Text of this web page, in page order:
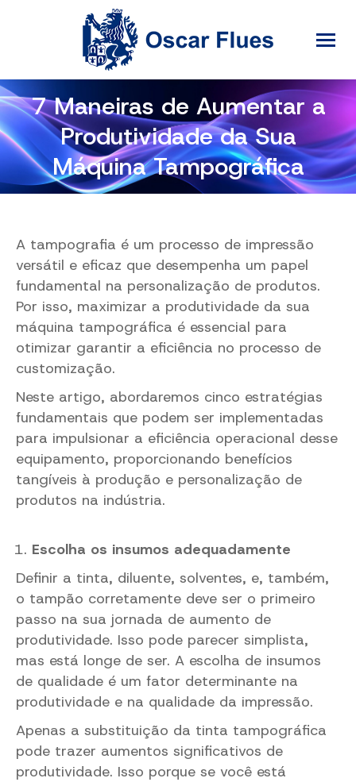
7 Maneiras de Aumentar a
Produtividade da Sua
Máquina Tampográfica
A tampografia é um processo de impressão
versátil e eficaz que desempenha um papel
fundamental na personalização de produtos.
Por isso, maximizar a produtividade da sua
máquina tampográfica é essencial para
otimizar garantir a eficiência no processo de
customização.
Neste artigo, abordaremos cinco estratégias
fundamentais que podem ser implementadas
para impulsionar a eficiência operacional desse
equipamento, proporcionando benefícios
tangíveis à produção e personalização de
produtos na indústria.
Escolha os insumos adequadamente
Definir a tinta, diluente, solventes, e, também,
o tampão corretamente deve ser o primeiro
passo na sua jornada de aumento de
produtividade. Isso pode parecer simplista,
mas está longe de ser. A escolha de insumos
de qualidade é um fator determinante na
produtividade e na qualidade da impressão.
Apenas a substituição da tinta tampográfica
pode trazer aumentos significativos de
produtividade. Isso porque se você está